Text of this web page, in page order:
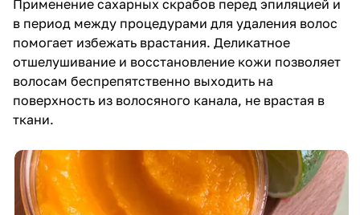
Применение сахарных скрабов перед эпиляцией и
в период между процедурами для удаления волос
помогает избежать врастания. Деликатное
отшелушивание и восстановление кожи позволяет
волосам беспрепятственно выходить на
поверхность из волосяного канала, не врастая в
ткани.